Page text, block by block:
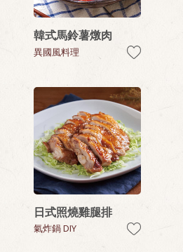
韓式馬鈴薯燉肉
異國風料理
日式照燒雞腿排
氣炸鍋 DIY